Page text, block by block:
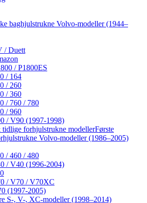
baghjulstrukne Volvo-modeller (1944–
/ Duett
/ P1800ES
/ 164
/ 260
/ 360
/ 760 / 780
/ 960
/ V90 (1997-1998)
forhjulstrukne modellerFørste
Volvo-modeller (1986–2005)
/ 460 / 480
/ V40 (1996-2004)
/ V70 / V70XC
(1997-2005)
S-, V-, XC-modeller (1998–2014)